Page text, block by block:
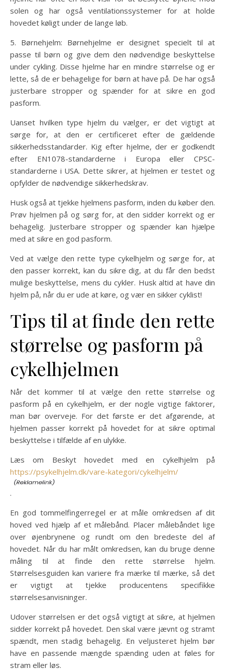
solen og har også ventilationssystemer for at holde
hovedet køligt under de lange løb.
5. Børnehjelm: Børnehjelme er designet specielt til at
passe til børn og give dem den nødvendige beskyttelse
under cykling. Disse hjelme har en mindre størrelse og er
lette, så de er behagelige for børn at have på. De har også
justerbare stropper og spænder for at sikre en god
pasform.
Uanset hvilken type hjelm du vælger, er det vigtigt at
sørge for, at den er certificeret efter de gældende
sikkerhedsstandarder. Kig efter hjelme, der er godkendt
efter EN1078-standarderne i Europa eller CPSC-
standarderne i USA. Dette sikrer, at hjelmen er testet og
opfylder de nødvendige sikkerhedskrav.
Husk også at tjekke hjelmens pasform, inden du køber den.
Prøv hjelmen på og sørg for, at den sidder korrekt og er
behagelig. Justerbare stropper og spænder kan hjælpe
med at sikre en god pasform.
Ved at vælge den rette type cykelhjelm og sørge for, at
den passer korrekt, kan du sikre dig, at du får den bedst
mulige beskyttelse, mens du cykler. Husk altid at have din
hjelm på, når du er ude at køre, og vær en sikker cyklist!
Tips til at finde den rette
størrelse og pasform på
cykelhjelmen
Når det kommer til at vælge den rette størrelse og
pasform på en cykelhjelm, er der nogle vigtige faktorer,
man bør overveje. For det første er det afgørende, at
hjelmen passer korrekt på hovedet for at sikre optimal
beskyttelse i tilfælde af en ulykke.
Læs om Beskyt hovedet med en cykelhjelm på
https://psykelhjelm.dk/vare-kategori/cykelhjelm/
.
En god tommelfingerregel er at måle omkredsen af dit
hoved ved hjælp af et målebånd. Placer målebåndet lige
over øjenbrynene og rundt om den bredeste del af
hovedet. Når du har målt omkredsen, kan du bruge denne
måling til at finde den rette størrelse hjelm.
Størrelsesguiden kan variere fra mærke til mærke, så det
er vigtigt at tjekke producentens specifikke
størrelsesanvisninger.
Udover størrelsen er det også vigtigt at sikre, at hjelmen
sidder korrekt på hovedet. Den skal være jævnt og stramt
spændt, men stadig behagelig. En veljusteret hjelm bør
have en passende mængde spænding uden at føles for
stram eller løs.